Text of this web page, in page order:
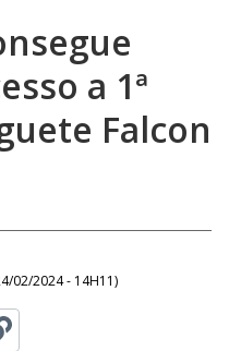
a 1ª
Falcon
02/2024 - 14H11)